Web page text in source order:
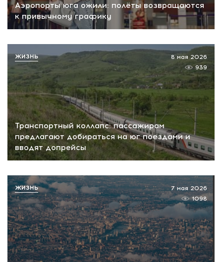
Аэропорты юга ожили: полёты возвращаются
к привычному графику
Транспортный коллапс: пассажирам
предлагают добираться на юг поездами и
вводят допрейсы
8 мая 2026
939
ЖИЗНЬ
7 мая 2026
1098
ЖИЗНЬ